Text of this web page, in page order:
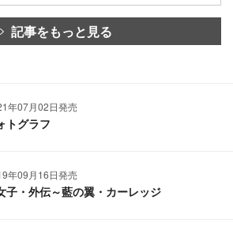
記事をもっと見る
年07月02日発売
トグラフ
年09月16日発売
子・外伝～藍の翼・カーレッジ